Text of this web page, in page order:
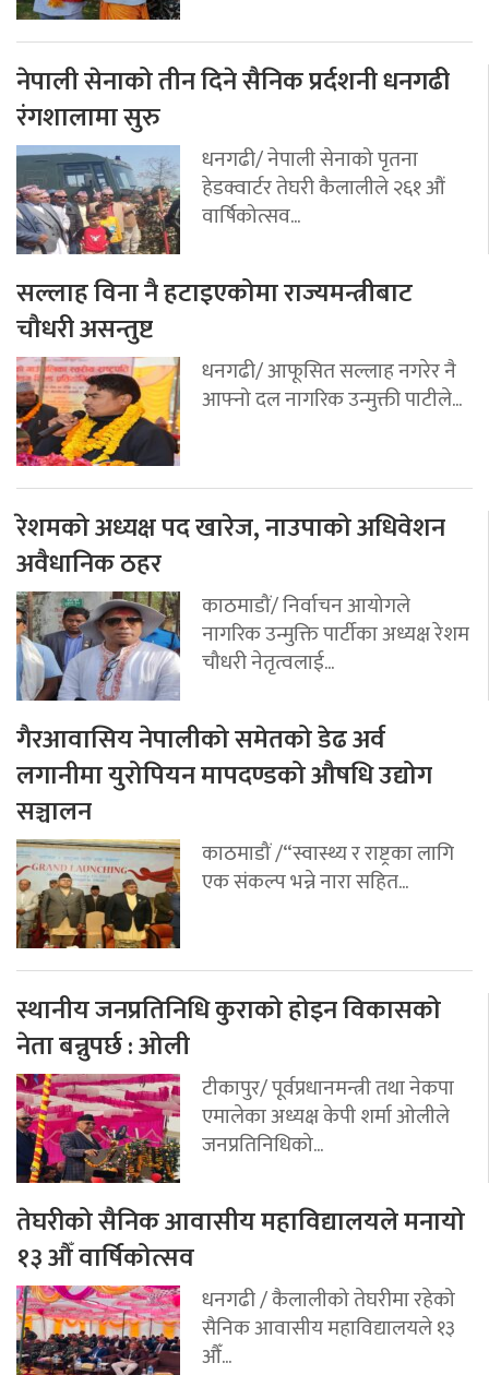
नेपाली सेनाको तीन दिने सैनिक प्रर्दशनी धनगढी
रंगशालामा सुरु
धनगढी/ नेपाली सेनाको पृतना
हेडक्वार्टर तेघरी कैलालीले २६१ औं
वार्षिकोत्सव...
सल्लाह विना नै हटाइएकोमा राज्यमन्त्रीबाट
चौधरी असन्तुष्ट
धनगढी/ आफूसित सल्लाह नगरेर नै
आफ्नो दल नागरिक उन्मुक्ती पाटीले...
रेशमको अध्यक्ष पद खारेज, नाउपाको अधिवेशन
अवैधानिक ठहर
काठमाडौं/ निर्वाचन आयोगले
नागरिक उन्मुक्ति पार्टीका अध्यक्ष रेशम
चौधरी नेतृत्वलाई...
गैरआवासिय नेपालीको समेतको डेढ अर्व
लगानीमा युरोपियन मापदण्डको औषधि उद्योग
सञ्चालन
काठमाडौं /“स्वास्थ्य र राष्ट्रका लागि
एक संकल्प भन्ने नारा सहित...
स्थानीय जनप्रतिनिधि कुराको होइन विकासको
नेता बन्नुपर्छ : ओली
टीकापुर/ पूर्वप्रधानमन्त्री तथा नेकपा
एमालेका अध्यक्ष केपी शर्मा ओलीले
जनप्रतिनिधिको...
तेघरीको सैनिक आवासीय महाविद्यालयले मनायो
१३ औँ वार्षिकोत्सव
धनगढी / कैलालीको तेघरीमा रहेको
सैनिक आवासीय महाविद्यालयले १३
औँ...